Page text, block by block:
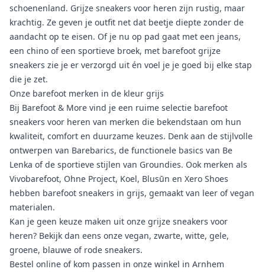
schoenenland. Grijze sneakers voor heren zijn rustig, maar
krachtig. Ze geven je outfit net dat beetje diepte zonder de
aandacht op te eisen. Of je nu op pad gaat met een jeans,
een chino of een sportieve broek, met barefoot grijze
sneakers zie je er verzorgd uit én voel je je goed bij elke stap
die je zet.
Onze barefoot merken in de kleur grijs
Bij Barefoot & More vind je een ruime selectie barefoot
sneakers voor heren van merken die bekendstaan om hun
kwaliteit, comfort en duurzame keuzes. Denk aan de stijlvolle
ontwerpen van Barebarics, de functionele basics van Be
Lenka of de sportieve stijlen van Groundies. Ook merken als
Vivobarefoot, Ohne Project, Koel, Blusūn en Xero Shoes
hebben barefoot sneakers in grijs, gemaakt van leer of vegan
materialen.
Kan je geen keuze maken uit onze grijze sneakers voor
heren? Bekijk dan eens onze vegan, zwarte, witte, gele,
groene, blauwe of rode sneakers.
Bestel online of kom passen in onze winkel in Arnhem